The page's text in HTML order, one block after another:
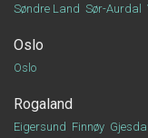
Søndre Land Sør-Aurdal
Oslo
Oslo
Rogaland
Eigersund Finnøy Gjesdal